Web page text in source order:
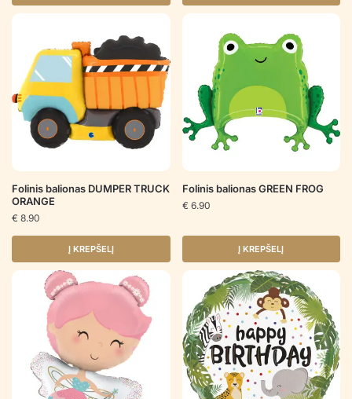
Folinis balionas DUMPER TRUCK
ORANGE
€ 8.90
Į KREPŠELĮ
Folinis balionas GREEN FROG
€ 6.90
Į KREPŠELĮ